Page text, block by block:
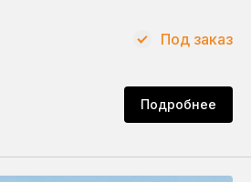
Подробнее
Под заказ